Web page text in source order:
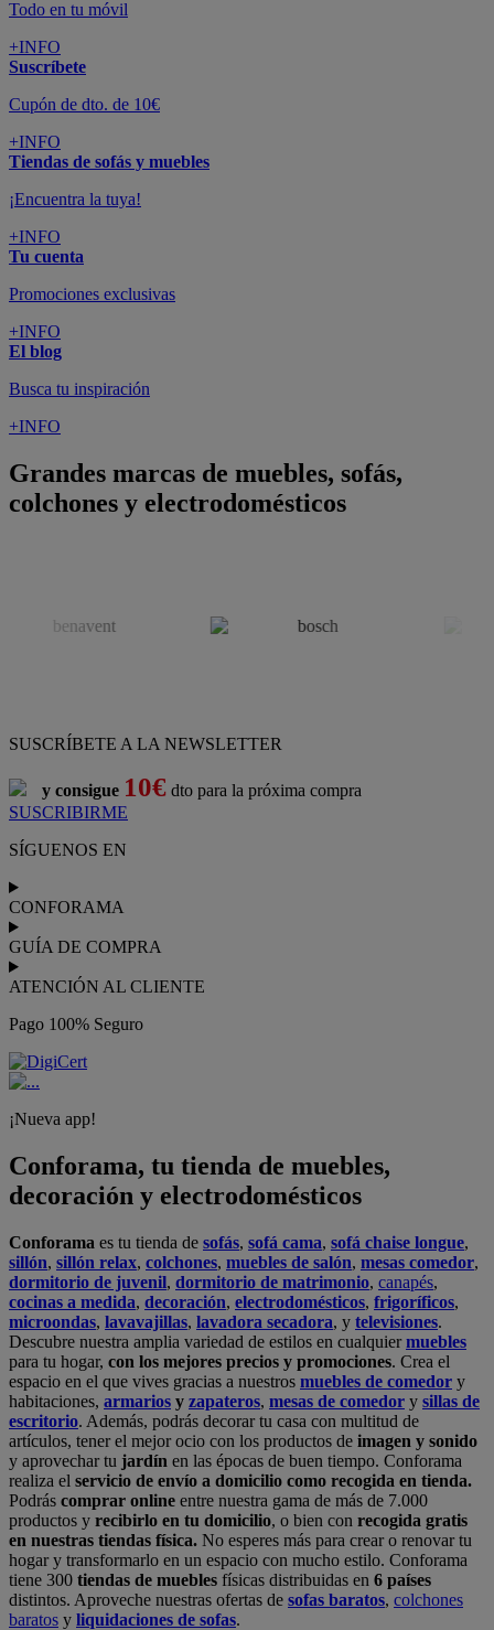
Todo en tu móvil
+INFO
Suscríbete
Cupón de dto. de 10€
+INFO
Tiendas de sofás y muebles
¡Encuentra la tuya!
+INFO
Tu cuenta
Promociones exclusivas
+INFO
El blog
Busca tu inspiración
+INFO
Grandes marcas de muebles, sofás,
colchones y electrodomésticos
SUSCRÍBETE A LA NEWSLETTER
y consigue 10€ dto para la próxima compra
SUSCRIBIRME
SÍGUENOS EN
CONFORAMA
GUÍA DE COMPRA
ATENCIÓN AL CLIENTE
Pago 100% Seguro
¡Nueva app!
Conforama, tu tienda de muebles,
decoración y electrodomésticos
Conforama es tu tienda de sofás, sofá cama, sofá chaise longue,
sillón, sillón relax, colchones, muebles de salón, mesas comedor,
dormitorio de juvenil, dormitorio de matrimonio, canapés,
cocinas a medida, decoración, electrodomésticos, frigoríficos,
microondas, lavavajillas, lavadora secadora, y televisiones.
Descubre nuestra amplia variedad de estilos en cualquiermuebles
para tu hogar, con los mejores precios y promociones. Crea el
espacio en el que vives gracias a nuestros muebles de comedor y
habitaciones, armarios y zapateros, mesas de comedor y sillas de
escritorio. Además, podrás decorar tu casa con multitud de
artículos, tener el mejor ocio con los productos de imagen y sonido
y aprovechar tu jardín en las épocas de buen tiempo. Conforama
realiza el servicio de envío a domicilio como recogida en tienda.
Podrás comprar online entre nuestra gama de más de 7.000
productos y recibirlo en tu domicilio, o bien con recogida gratis
en nuestras tiendas física. No esperes más para crear o renovar tu
hogar y transformarlo en un espacio con mucho estilo. Conforama
tiene 300 tiendas de muebles físicas distribuidas en 6 países
distintos. Aproveche nuestras ofertas de sofas baratos, colchones
baratos y liquidaciones de sofas.